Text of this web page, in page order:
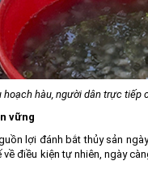
hoạch hàu, người dân trực tiếp
vững
lợi đánh bắt thủy sản
điều kiện tự nhiên, ngày